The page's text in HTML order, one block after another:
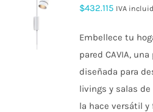
ESTE
VARIANTES.
$432.115 IVA
Embellece tu
pared CAVIA,
diseñada para
livings y salas
la hace versátil y